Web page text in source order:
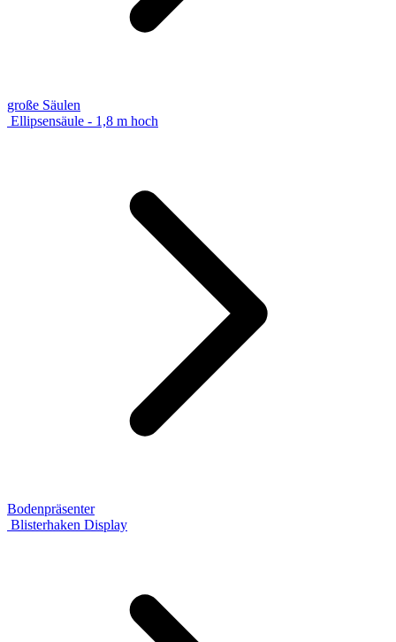
große Säulen
Ellipsensäule - 1,8 m hoch
Bodenpräsenter
Blisterhaken Display